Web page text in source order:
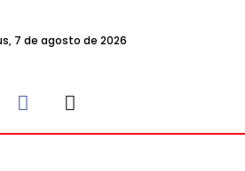
7 de agosto de 2026